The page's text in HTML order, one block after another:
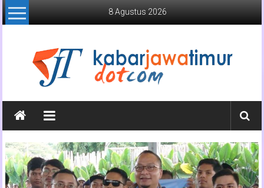
Lompat
ke
8 Agustus 2026
Kabar
Jawa
Timur
Media
Online